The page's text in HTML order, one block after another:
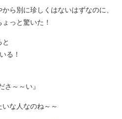
ら別に珍しくはないはずなのに、
っと驚いた！
る！
～～い』
な人なのね～～